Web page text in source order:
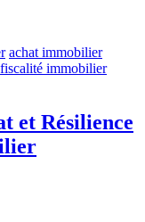
achat immobilier
fiscalité immobilier
et Résilience